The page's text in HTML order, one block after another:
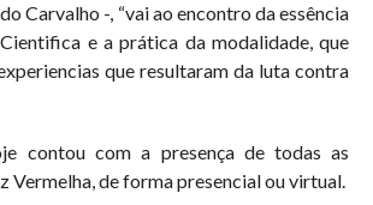
Carvalho -, “vai ao encontro da essência
e a prática da modalidade, que
que resultaram da luta contra
contou com a presença de todas as
Vermelha, de forma presencial ou virtual.